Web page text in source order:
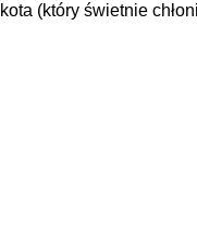
kota (który świetnie